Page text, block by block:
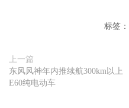
标签：
上一篇
东风风神年内推续航300km以上
E60纯电动车